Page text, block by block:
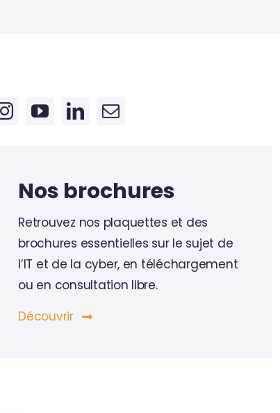
Nos brochures
Retrouvez nos plaquettes et des
brochures essentielles sur le sujet de
l’IT et de la cyber, en téléchargement
ou en consultation libre.
Découvrir